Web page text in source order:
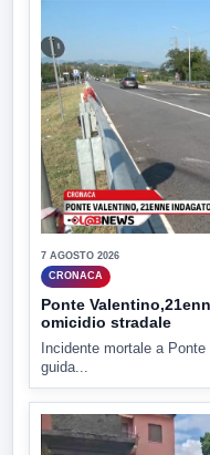
7 AGOSTO 2026
CRONACA
Ponte
omicidio stradale
Incidente mortale a
guida...